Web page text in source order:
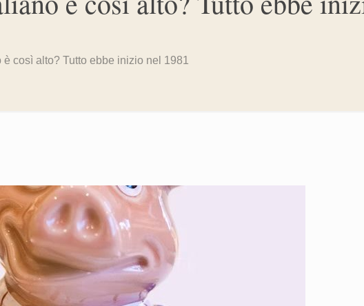
così alto? Tutto ebbe inizio nel 1981